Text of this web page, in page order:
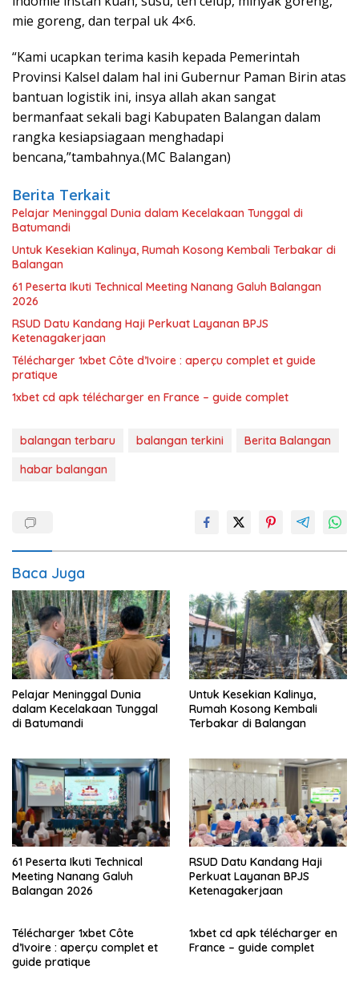
mie goreng, dan terpal uk 4×6.
“Kami ucapkan terima kasih kepada Pemerintah
Provinsi Kalsel dalam hal ini Gubernur Paman Birin atas
bantuan logistik ini, insya allah akan sangat
bermanfaat sekali bagi Kabupaten Balangan dalam
rangka kesiapsiagaan menghadapi
bencana,”tambahnya.(MC Balangan)
Berita Terkait
Pelajar Meninggal Dunia dalam Kecelakaan Tunggal di
Batumandi
Untuk Kesekian Kalinya, Rumah Kosong Kembali Terbakar di
Balangan
61 Peserta Ikuti Technical Meeting Nanang Galuh Balangan
2026
RSUD Datu Kandang Haji Perkuat Layanan BPJS
Ketenagakerjaan
Télécharger 1xbet Côte d’Ivoire : aperçu complet et guide
pratique
1xbet cd apk télécharger en France – guide complet
balangan terbaru balangan terkini
Berita Balangan
habar balangan
Baca Juga
Pelajar Meninggal Dunia
dalam Kecelakaan Tunggal
di Batumandi
Untuk Kesekian Kalinya,
Rumah Kosong Kembali
Terbakar di Balangan
61 Peserta Ikuti Technical
Meeting Nanang Galuh
Balangan 2026
RSUD Datu Kandang Haji
Perkuat Layanan BPJS
Ketenagakerjaan
Télécharger 1xbet Côte
d’Ivoire : aperçu complet et
guide pratique
1xbet cd apk télécharger en
France – guide complet